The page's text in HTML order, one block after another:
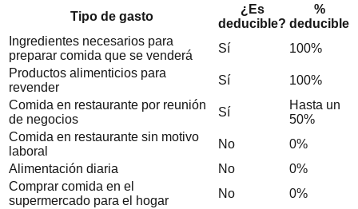
Tipo de gasto
¿Es
deducible?
%
deducible
Ingredientes necesarios para
preparar comida que se venderá
Sí
100%
Productos alimenticios para
revender
Sí
100%
Comida en restaurante por reunión
de negocios
Sí
Hasta un
50%
Comida en restaurante sin motivo
laboral
No
0%
Alimentación diaria
No
0%
Comprar comida en el
supermercado para el hogar
No 0%